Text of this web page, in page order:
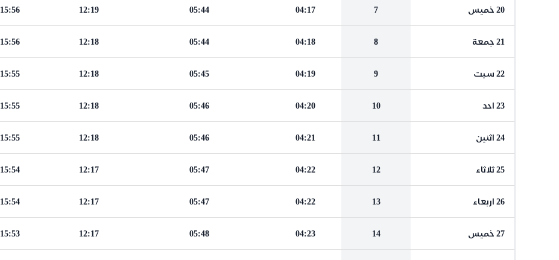
20 خميس 7
04:17
05:44
12:19
15:56
21 جمعة 8
04:18
05:44
12:18
15:56
22 سبت 9
04:19
05:45
12:18
15:55
23 احد 10
04:20
05:46
12:18
15:55
24 اثنين 11
04:21
05:46
12:18
15:55
25 ثلاثاء 12
04:22
05:47
12:17
15:54
26 اربعاء 13
04:22
05:47
12:17
15:54
27 خميس 14
04:23
05:48
12:17
15:53